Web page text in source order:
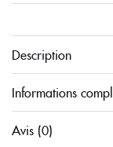
Description
Informations
Avis (0)